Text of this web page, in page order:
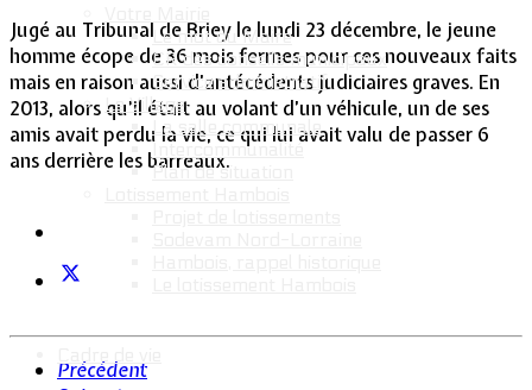
Le mot du Maire
CR des conseils municipaux
Service administratif
Le Village
La salle communale
Intercommunalité
Plan de situation
Jugé au Tribunal de Briey le lundi 23 décembre, le jeune
homme écope de 36 mois fermes pour ces nouveaux faits
mais en raison aussi d’antécédents judiciaires graves. En
2013, alors qu’il était au volant d’un véhicule, un de ses
amis avait perdu la vie, ce qui lui avait valu de passer 6
ans derrière les barreaux.
Précédent